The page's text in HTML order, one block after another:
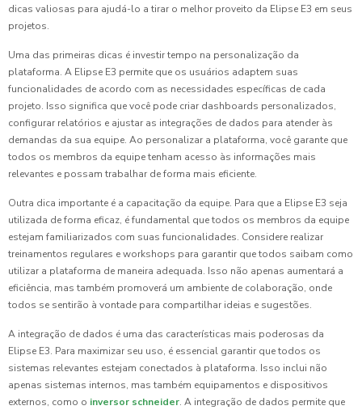
dicas valiosas para ajudá-lo a tirar o melhor proveito da Elipse E3 em seus
projetos.
Uma das primeiras dicas é investir tempo na personalização da
plataforma. A Elipse E3 permite que os usuários adaptem suas
funcionalidades de acordo com as necessidades específicas de cada
projeto. Isso significa que você pode criar dashboards personalizados,
configurar relatórios e ajustar as integrações de dados para atender às
demandas da sua equipe. Ao personalizar a plataforma, você garante que
todos os membros da equipe tenham acesso às informações mais
relevantes e possam trabalhar de forma mais eficiente.
Outra dica importante é a capacitação da equipe. Para que a Elipse E3 seja
utilizada de forma eficaz, é fundamental que todos os membros da equipe
estejam familiarizados com suas funcionalidades. Considere realizar
treinamentos regulares e workshops para garantir que todos saibam como
utilizar a plataforma de maneira adequada. Isso não apenas aumentará a
eficiência, mas também promoverá um ambiente de colaboração, onde
todos se sentirão à vontade para compartilhar ideias e sugestões.
A integração de dados é uma das características mais poderosas da
Elipse E3. Para maximizar seu uso, é essencial garantir que todos os
sistemas relevantes estejam conectados à plataforma. Isso inclui não
apenas sistemas internos, mas também equipamentos e dispositivos
externos, como o inversor schneider. A integração de dados permite que